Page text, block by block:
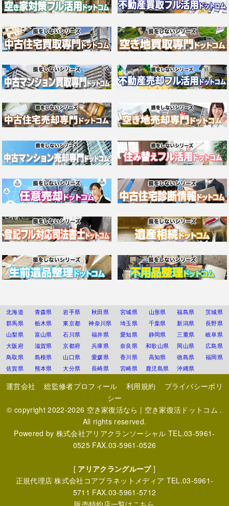
北海道 青森県 岩手県 秋田県 宮城県 山形県 福島県
茨城県
群馬県
栃木県 東京都 神奈川県 埼玉県 千葉県 新潟県
長野県
山梨県
富山県 石川県 福井県 愛知県 静岡県 三重県
岐阜県
大阪府
滋賀県 京都府 兵庫県 奈良県 和歌山県 岡山県
広島県
鳥取県
島根県 山口県 愛媛県 香川県 高知県 徳島県
福岡県
佐賀県
熊本県 大分県 長崎県 宮崎県 鹿児島県 沖縄県
運営会社 総監修者プロフィール 利用規約
プライバシーポリ
シー
© copyright 2022-2026 空き家復活なら | 空き家復活ドットコム .
All rights reserved.
Powered by 株式会社アリアクランソーシャル TEL.03-5961-
0525 FAX.03-5961-0526
[ アリアクラングループ]
正規代理店株式会社コアプラネットメディア TEL.03-5961-
5711 FAX.03-5961-5712
販売特約店一覧はこちら